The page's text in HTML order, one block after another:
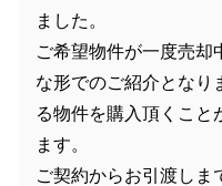
ました。
ご希望物件が一度売却
な形でのご紹介となり
る物件を購入頂くこと
ます。
ご契約からお引渡しま